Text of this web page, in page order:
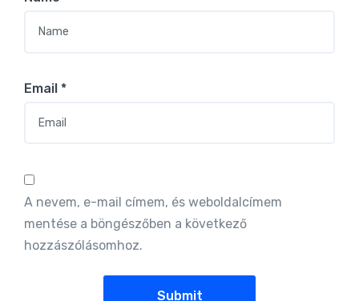
Email *
A nevem, e-mail címem, és weboldalcímem
mentése a böngészőben a következő
hozzászólásomhoz.